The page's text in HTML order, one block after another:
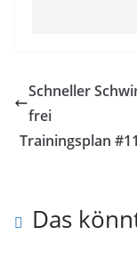
Schneller
frei
Trainingsplan
Das